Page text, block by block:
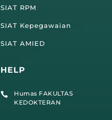
SIAT RPM
SIAT Kepegawaian
SIAT AMIED
HELP

Humas FAKULTAS
KEDOKTERAN